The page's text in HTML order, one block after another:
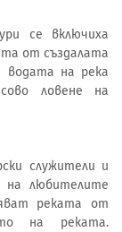
се включиха
от създалата
водата на река
ловене на
служители и
на любителите
реката от
на реката.